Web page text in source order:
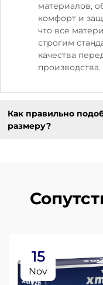
материалов,
комфорт и
что все
строгим
качества
производства.
Как правильно
размеру?
15
Nov